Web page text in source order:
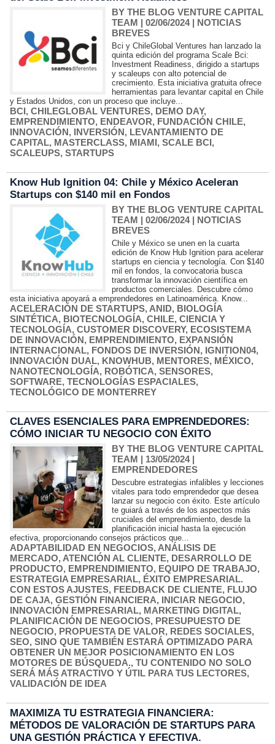
BY THE BLOG VENTURE CAPITAL
TEAM | 02/06/2024| NOTICIAS
BREVES
Bci y ChileGlobal Ventures han lanzado la
quinta edición del programa Scale Bci:
Investment Readiness, dirigido a startups
y scaleups con alto potencial de
crecimiento. Esta iniciativa gratuita ofrece
herramientas para levantar capital en Chile
y Estados Unidos, con un proceso que incluye...
BCI, CHILEGLOBAL VENTURES, DEMO DAY,
EMPRENDIMIENTO, ENDEAVOR, FUNDACIÓN CHILE,
INNOVACIÓN, INVERSIÓN, LEVANTAMIENTO DE
CAPITAL, MASTERCLASS, MIAMI, SCALE BCI,
SCALEUPS, STARTUPS
Know Hub Ignition 04: Chile y México Aceleran
Startups con $140 mil en Fondos
BY THE BLOG VENTURE CAPITAL
TEAM | 02/06/2024| NOTICIAS
BREVES
Chile y México se unen en la cuarta
edición de Know Hub Ignition para acelerar
startups en ciencia y tecnología. Con $140
mil en fondos, la convocatoria busca
transformar la innovación científica en
productos comerciales. Descubre cómo
esta iniciativa apoyará a emprendedores en Latinoamérica. Know...
ACELERACIÓN DE STARTUPS, ANID, BIOLOGÍA
SINTÉTICA, BIOTECNOLOGÍA, CHILE, CIENCIA Y
TECNOLOGÍA, CUSTOMER DISCOVERY, ECOSISTEMA
DE INNOVACIÓN, EMPRENDIMIENTO, EXPANSIÓN
INTERNACIONAL, FONDOS DE INVERSIÓN, IGNITION04,
INNOVACIÓN DUAL, KNOWHUB, MENTORES, MÉXICO,
NANOTECNOLOGÍA, ROBÓTICA, SENSORES,
SOFTWARE, TECNOLOGÍAS ESPACIALES,
TECNOLÓGICO DE MONTERREY
CLAVES ESENCIALES PARA EMPRENDEDORES:
CÓMO INICIAR TU NEGOCIO CON ÉXITO
BY THE BLOG VENTURE CAPITAL
TEAM | 13/05/2024|
EMPRENDEDORES
Descubre estrategias infalibles y lecciones
vitales para todo emprendedor que desea
lanzar su negocio con éxito. Este artículo
te guiará a través de los aspectos más
cruciales del emprendimiento, desde la
planificación inicial hasta la ejecución
efectiva, proporcionando consejos prácticos que...
ADAPTABILIDAD EN NEGOCIOS, ANÁLISIS DE
MERCADO, ATENCIÓN AL CLIENTE, DESARROLLO DE
PRODUCTO, EMPRENDIMIENTO, EQUIPO DE TRABAJO,
ESTRATEGIA EMPRESARIAL, ÉXITO EMPRESARIAL.
CON ESTOS AJUSTES, FEEDBACK DE CLIENTE, FLUJO
DE CAJA, GESTIÓN FINANCIERA, INICIAR NEGOCIO,
INNOVACIÓN EMPRESARIAL, MARKETING DIGITAL,
PLANIFICACIÓN DE NEGOCIOS, PRESUPUESTO DE
NEGOCIO, PROPUESTA DE VALOR, REDES SOCIALES,
SEO, SINO QUE TAMBIÉN ESTARÁ OPTIMIZADO PARA
OBTENER UN MEJOR POSICIONAMIENTO EN LOS
MOTORES DE BÚSQUEDA., TU CONTENIDO NO SOLO
SERÁ MÁS ATRACTIVO Y ÚTIL PARA TUS LECTORES,
VALIDACIÓN DE IDEA
MAXIMIZA TU ESTRATEGIA FINANCIERA:
MÉTODOS DE VALORACIÓN DE STARTUPS PARA
UNA GESTIÓN PRÁCTICA Y EFECTIVA.